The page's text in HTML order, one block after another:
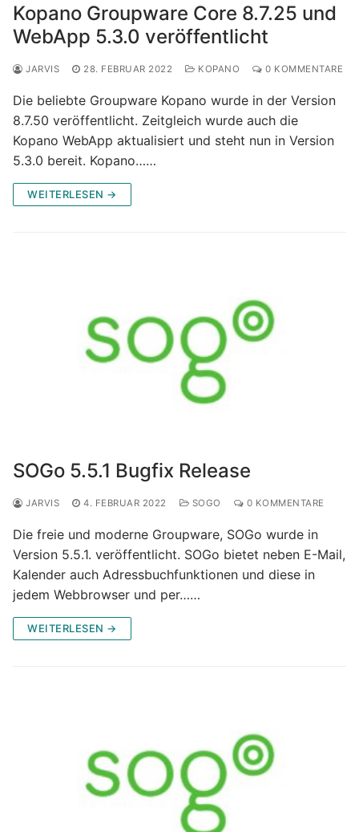
Kopano Groupware Core 8.7.25 und
WebApp 5.3.0 veröffentlicht
JARVIS 28. FEBRUAR 2022 KOPANO 0 KOMMENTARE
Die beliebte Groupware Kopano wurde in der Version
8.7.50 veröffentlicht. Zeitgleich wurde auch die
Kopano WebApp aktualisiert und steht nun in Version
5.3.0 bereit. Kopano……
WEITERLESEN →
SOGo 5.5.1 Bugfix Release
JARVIS 4. FEBRUAR 2022 SOGO 0 KOMMENTARE
Die freie und moderne Groupware, SOGo wurde in
Version 5.5.1. veröffentlicht. SOGo bietet neben E-Mail,
Kalender auch Adressbuchfunktionen und diese in
jedem Webbrowser und per……
WEITERLESEN →